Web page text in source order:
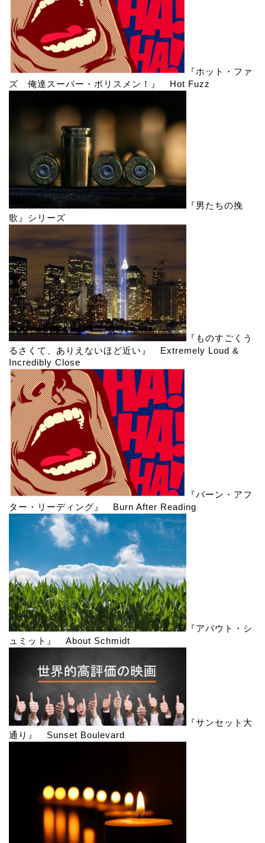
『ホット・ファ
ズ 俺達スーパー・ポリスメン！』 Hot Fuzz
『男たちの挽
歌』シリーズ
『ものすごくう
るさくて、ありえないほど近い』 Extremely Loud &
Incredibly Close
『バーン・アフ
ター・リーディング』 Burn After Reading
『アバウト・シ
ュミット』 About Schmidt
『サンセット大
通り』 Sunset Boulevard